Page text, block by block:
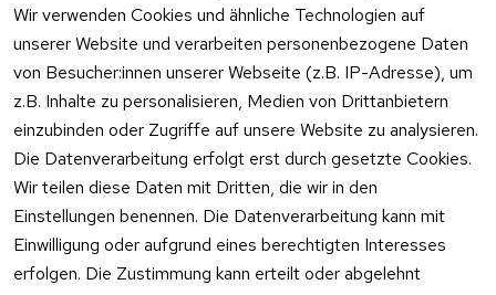
Wir verwenden Cookies und ähnliche Technologien auf
unserer Website und verarbeiten personenbezogene Daten
von Besucher:innen unserer Webseite (z.B. IP-Adresse), um
z.B. Inhalte zu personalisieren, Medien von Drittanbietern
einzubinden oder Zugriffe auf unsere Website zu analysieren.
Die Datenverarbeitung erfolgt erst durch gesetzte Cookies.
Wir teilen diese Daten mit Dritten, die wir in den
Einstellungen benennen. Die Datenverarbeitung kann mit
Einwilligung oder aufgrund eines berechtigten Interesses
erfolgen. Die Zustimmung kann erteilt oder abgelehnt
nweis
Verpacku
ngshinwei
se
Altgeräte
-
Entsorgu
ng
Vertrag
17:00 Uhr
Telefon
Kundenservic
e:
Mo – Fr 11:00
– 15:00 Uhr
Versa
ndpa
rtner